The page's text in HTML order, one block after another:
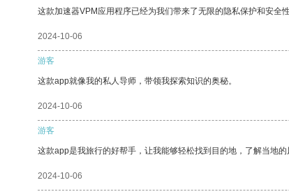
这款加速器VPM应用程序已经为我们带来了无限的隐私保护和安全性
2024-10-06
游客
这款app就像我的私人导师，带领我探索知识的奥秘。
2024-10-06
游客
这款app是我旅行的好帮手，让我能够轻松找到目的地，了解当地的
2024-10-06